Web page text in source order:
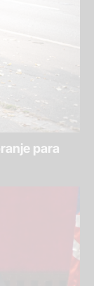
para